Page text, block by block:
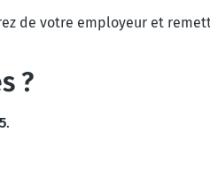
de votre employeur et
?
.